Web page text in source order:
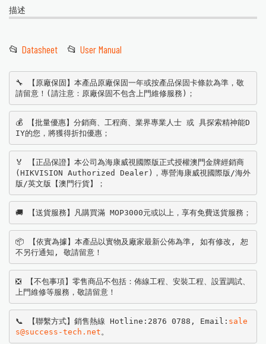
描述
📂 Datasheet 📂 User Manual
🔧 【原廠保固】本產品原廠保固一年或按產品保固卡條款為準，敬
請留意！(請注意：原廠保固不包含上門維修服務)；
💰 【批量優惠】分銷商、工程商、業界專業人士 或 具探索精神能D
IY的您，將獲得折扣優惠；
🏅 【正品保證】本公司為海康威視國際版正式授權澳門金牌經銷商
(HIKVISION Authorized Dealer)，專營海康威視國際版/海外
版/英文版【澳門行貨】；
🚚 【送貨服務】凡購買滿 MOP3000元或以上，享有免費送貨服務；
📦 【依實為據】本產品以實物及廠家最新公佈為準, 如有修改, 恕
不另行通知, 敬請留意！
❎ 【不包事項】零售商品不包括：佈線工程、安裝工程、設置調試、
上門維修等服務，敬請留意！
📞 【聯繫方式】銷售熱線 Hotline:2876 0788, Email: sale
s@success-tech.net 。